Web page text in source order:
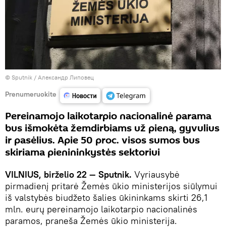
© Sputnik / Александр Липовец
Prenumeruokite
Pereinamojo laikotarpio nacionalinė parama
bus išmokėta žemdirbiams už pieną, gyvulius
ir pasėlius. Apie 50 proc. visos sumos bus
skiriama pienininkystės sektoriui
VILNIUS, birželio 22 — Sputnik. Vyriausybė
pirmadienį pritarė Žemės ūkio ministerijos siūlymui
iš valstybės biudžeto šalies ūkininkams skirti 26,1
mln. eurų pereinamojo laikotarpio nacionalinės
paramos, praneša Žemės ūkio ministerija.